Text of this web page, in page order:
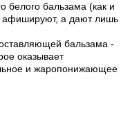
белого бальзама (как и
афишируют, а дают лишь
бальзама -
оказывает
и жаропонижающее